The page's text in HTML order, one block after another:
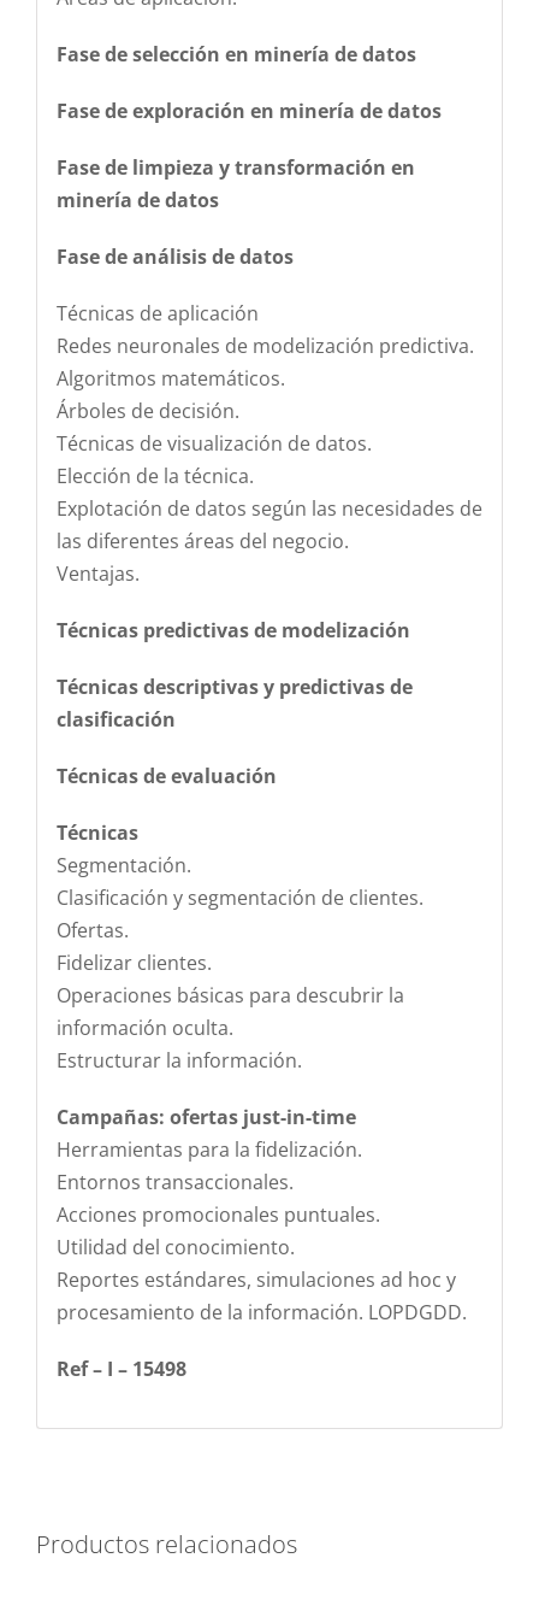
Fase de selección en minería de datos
Fase de exploración en minería de datos
Fase de limpieza y transformación en
minería de datos
Fase de análisis de datos
Técnicas de aplicación
Redes neuronales de modelización predictiva.
Algoritmos matemáticos.
Árboles de decisión.
Técnicas de visualización de datos.
Elección de la técnica.
Explotación de datos según las necesidades de
las diferentes áreas del negocio.
Ventajas.
Técnicas predictivas de modelización
Técnicas descriptivas y predictivas de
clasificación
Técnicas de evaluación
Técnicas
Segmentación.
Clasificación y segmentación de clientes.
Ofertas.
Fidelizar clientes.
Operaciones básicas para descubrir la
información oculta.
Estructurar la información.
Campañas: ofertas just-in-time
Herramientas para la fidelización.
Entornos transaccionales.
Acciones promocionales puntuales.
Utilidad del conocimiento.
Reportes estándares, simulaciones ad hoc y
procesamiento de la información. LOPDGDD.
Ref – I – 15498
Productos relacionados